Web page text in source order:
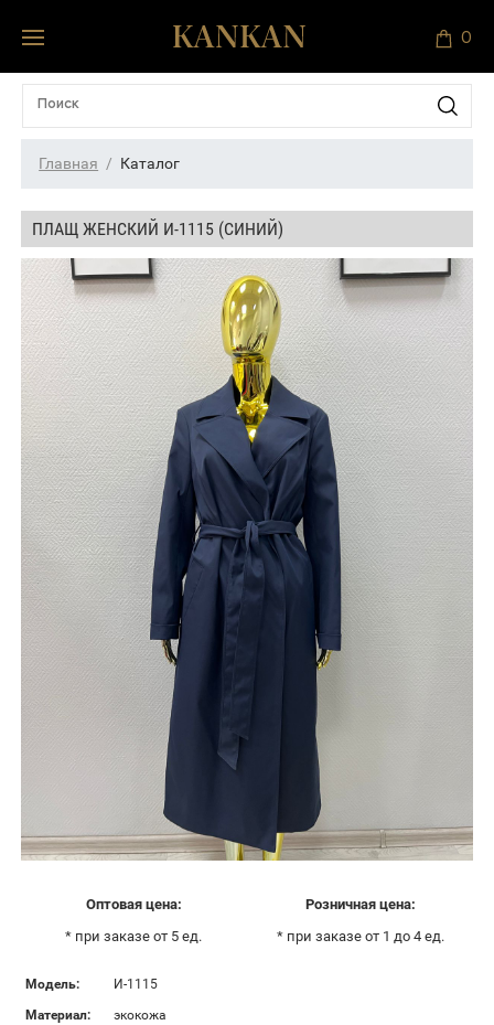
0
Главная Каталог
ПЛАЩ ЖЕНСКИЙ И-1115 (СИНИЙ)
Оптовая цена:
* при заказе от 5 ед.
Розничная цена:
* при заказе от 1 до 4 ед.
Модель:
И-1115
Материал:
экокожа